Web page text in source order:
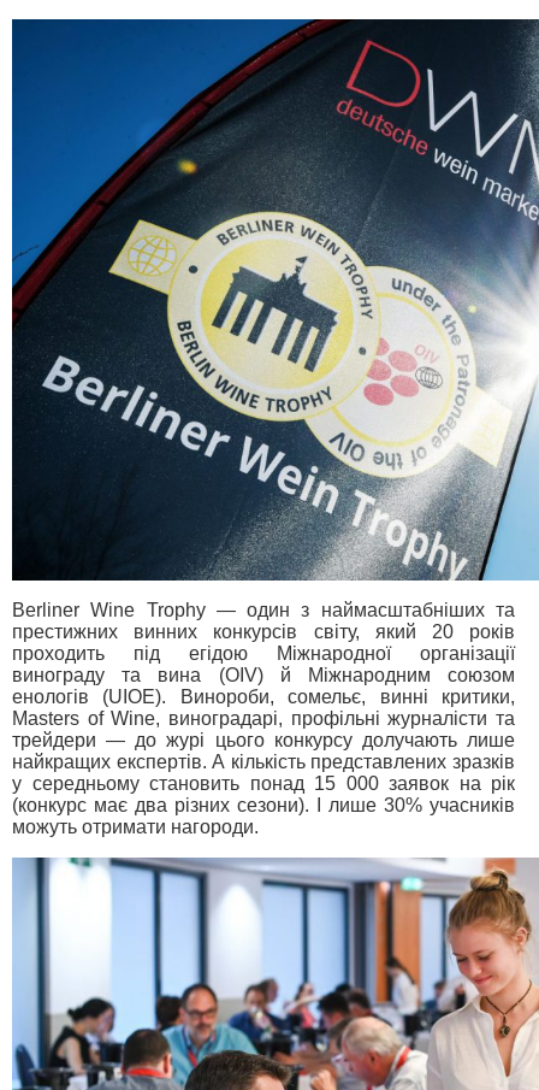
Berliner Wine Trophy — один з наймасштабніших та
престижних винних конкурсів світу, який 20 років
проходить під егідою Міжнародної організації
винограду та вина (OIV) й Міжнародним союзом
енологів (UIOE). Винороби, сомельє, винні критики,
Masters of Wine, виноградарі, профільні журналісти та
трейдери — до журі цього конкурсу долучають лише
найкращих експертів. А кількість представлених зразків
у середньому становить понад 15 000 заявок на рік
(конкурс має два різних сезони). І лише 30% учасників
можуть отримати нагороди.